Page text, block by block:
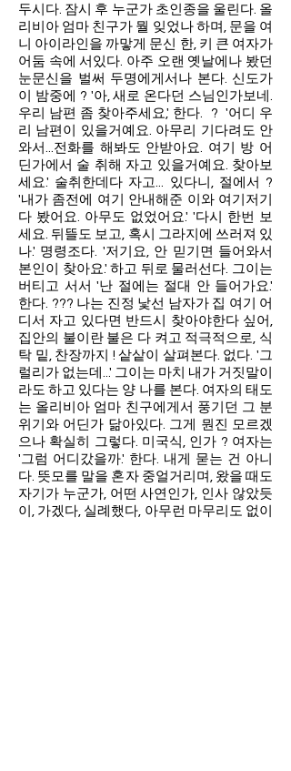
두시다. 잠시 후 누군가 초인종을 울린다. 올
리비아 엄마 친구가 뭘 잊었나 하며, 문을 여
니 아이라인을 까맣게 문신 한, 키 큰 여자가
어둠 속에 서있다. 아주 오랜 옛날에나 봤던
눈문신을 벌써 두명에게서나 본다. 신도가
이 밤중에 ? '아, 새로 온다던 스님인가보네.
우리 남편 좀 찾아주세요,' 한다. ? '어디 우
리 남편이 있을거예요. 아무리 기다려도 안
와서...전화를 해봐도 안받아요. 여기 방 어
딘가에서 술 취해 자고 있을거예요. 찾아보
세요.' 술취한데다 자고... 있다니, 절에서 ?
'내가 좀전에 여기 안내해준 이와 여기저기
다 봤어요. 아무도 없었어요.' '다시 한번 보
세요. 뒤뜰도 보고, 혹시 그라지에 쓰러져 있
나.' 명령조다. '저기요, 안 믿기면 들어와서
본인이 찾아요.' 하고 뒤로 물러선다. 그이는
버티고 서서 '난 절에는 절대 안 들어가요.'
한다. ??? 나는 진정 낯선 남자가 집 여기 어
디서 자고 있다면 반드시 찾아야한다 싶어,
집안의 불이란 불은 다 켜고 적극적으로, 식
탁 밑, 찬장까지 ! 샅샅이 살펴본다. 없다. '그
럴리가 없는데...' 그이는 마치 내가 거짓말이
라도 하고 있다는 양 나를 본다. 여자의 태도
는 올리비아 엄마 친구에게서 풍기던 그 분
위기와 어딘가 닮아있다. 그게 뭔진 모르겠
으나 확실히 그렇다. 미국식, 인가 ? 여자는
'그럼 어디갔을까.' 한다. 내게 묻는 건 아니
다. 뜻모를 말을 혼자 중얼거리며, 왔을 때도
자기가 누군가, 어떤 사연인가, 인사 않았듯
이, 가겠다, 실례했다, 아무런 마무리도 없이